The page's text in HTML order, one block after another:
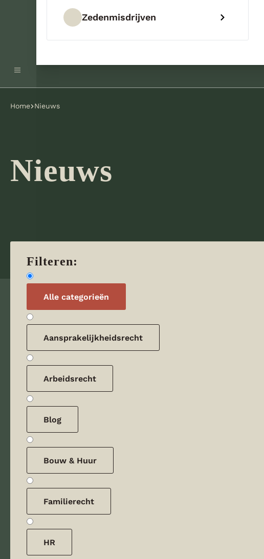
Zedenmisdrijven
Home Nieuws
Nieuws
Filteren:
Alle categorieën
Aansprakelijkheidsrecht
Arbeidsrecht
Blog
Bouw & Huur
Familierecht
HR